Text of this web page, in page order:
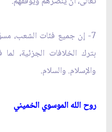
7- إن جميع فئات الشعب،
بترك الخلافات الجزئية،
والإسلام. والسلام.
روح الله الموسوي الخميني‏